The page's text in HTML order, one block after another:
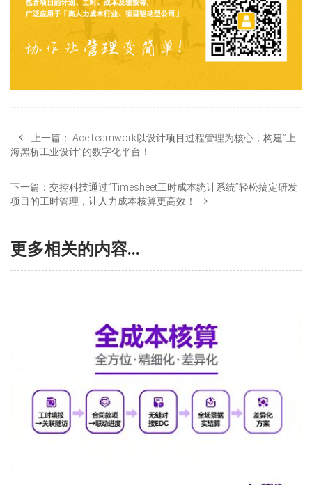
上一篇： AceTeamwork以设计项目过程管理为核心，构建”上
海黑桥工业设计”的数字化平台！
下一篇： 交控科技通过”Timesheet工时成本统计系统”轻松搞定研发
项目的工时管理，让人力成本核算更高效！
更多相关的内容...